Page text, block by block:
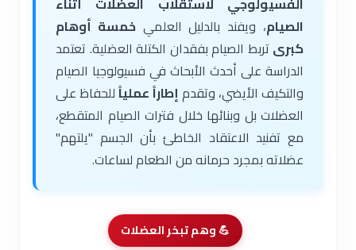
الصيام، ويفند بالدليل العلميخمسة أوهام
كبرى تربط الصيام بفقدان الكتلة العضلية. تعتمد
الدراسة على أحدث الأبحاث في فسيولوجيا الصيام
والتكيف الأيضي، وتقدمإطاراً عملياًللحفاظ على
العضلات بل وبنائها خلال فترات الصيام المتقطع،
مع تفنيد الاعتقاد الخاطئ بأن الجسم "يلتهم"
عضلاته بمجرد حرمانه من الطعام لساعات.
💪 وهم تبخر العضلات